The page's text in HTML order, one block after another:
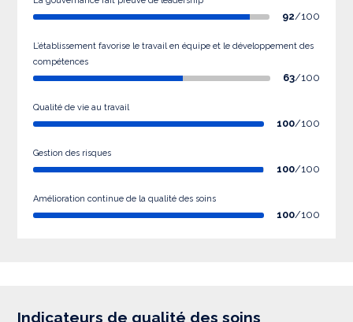
92/100
L’établissement favorise le travail en équipe et le développement des
compétences
63/100
Qualité de vie au travail
100/100
Gestion des risques
100/100
Amélioration continue de la qualité des soins
100/100
Indicateurs de qualité des soins